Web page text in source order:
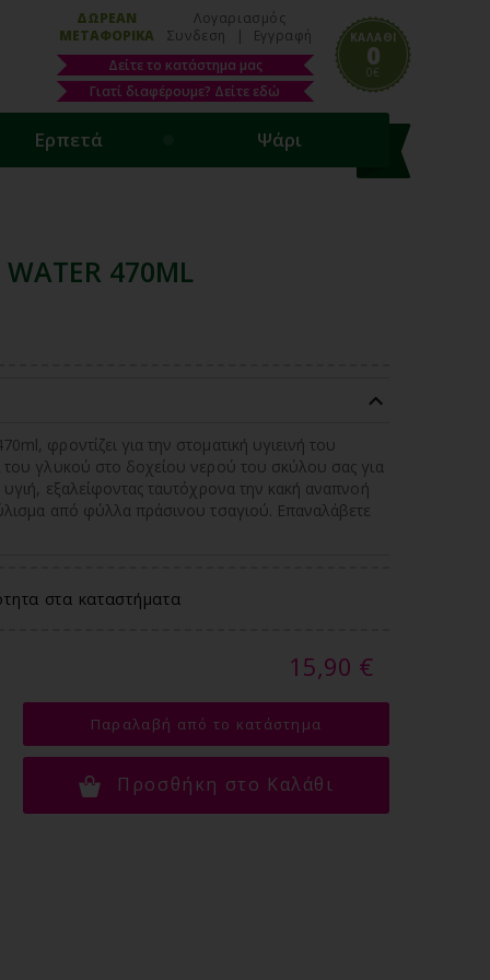
ΚΑΛΑΘΙ
0
0€
Λογαριασμός
Συνδεση
| Εγγραφή
ΔΩΡΕΑΝ
ΜΕΤΑΦΟΡΙΚΑ
Δείτε το κατάστημα μας
Γιατί διαφέρουμε? Δείτε εδώ
Ερπετά Ψάρι
WATER 470ML
φροντίζει για την στοματική υγιεινή του
γλυκού στο δοχείου νερού του σκύλου σας για
εξαλείφοντας ταυτόχρονα την κακή αναπνοή
από φύλλα πράσινου τσαγιού. Επαναλάβετε
στα καταστήματα
15,90 €
Παραλαβή από το κατάστημα
Προσθήκη στο Καλάθι